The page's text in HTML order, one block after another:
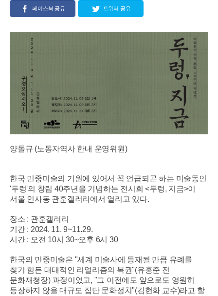
페이스북 공유 트위터 공유
양돌규 (노동자역사 한내 운영위원)
한국 민중미술의 기원에 있어서 꼭 언급되곤 하는 미술동인
'두렁'의 창립 40주년을 기념하는 전시회 <두렁, 지금>이
서울 인사동 관훈갤러리에서 열리고 있다.
장소 : 관훈갤러리
기간 : 2024. 11. 9~11.29.
시간 : 오전 10시 30~오후 6시 30
한국의 민중미술은 "세계 미술사에 등재될 만큼 유례를
찾기 힘든 대대적인 리얼리즘의 복권"(유홍준 전
문화재청장) 과정이었고, "그 이전에도 앞으로도 영원히
등장하지 않을 대규모 집단 문화정치"(김현화 교수)라고 할